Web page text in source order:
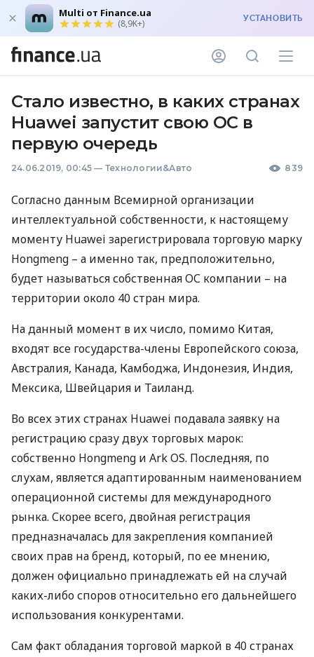
Multi от Finance.ua
(8,9K+) УСТАНОВИТЬ
Стало известно, в каких странах
Huawei запустит свою ОС в
первую очередь
24.06.2019, 00:45 — Технологии&Авто 839
Согласно данным Всемирной организации
интеллектуальной собственности, к настоящему
моменту Huawei зарегистрировала торговую марку
Hongmeng – а именно так, предположительно,
будет называться собственная ОС компании – на
территории около 40 стран мира.
На данный момент в их число, помимо Китая,
входят все государства-члены Европейского союза,
Австралия, Канада, Камбоджа, Индонезия, Индия,
Мексика, Швейцария и Таиланд.
Во всех этих странах Huawei подавала заявку на
регистрацию сразу двух торговых марок:
собственно Hongmeng и Ark OS. Последняя, по
слухам, является адаптированным наименованием
операционной системы для международного
рынка. Скорее всего, двойная регистрация
предназначалась для закрепления компанией
своих прав на бренд, который, по ее мнению,
должен официально принадлежать ей на случай
каких-либо споров относительно его дальнейшего
использования конкурентами.
Сам факт обладания торговой маркой в 40 странах